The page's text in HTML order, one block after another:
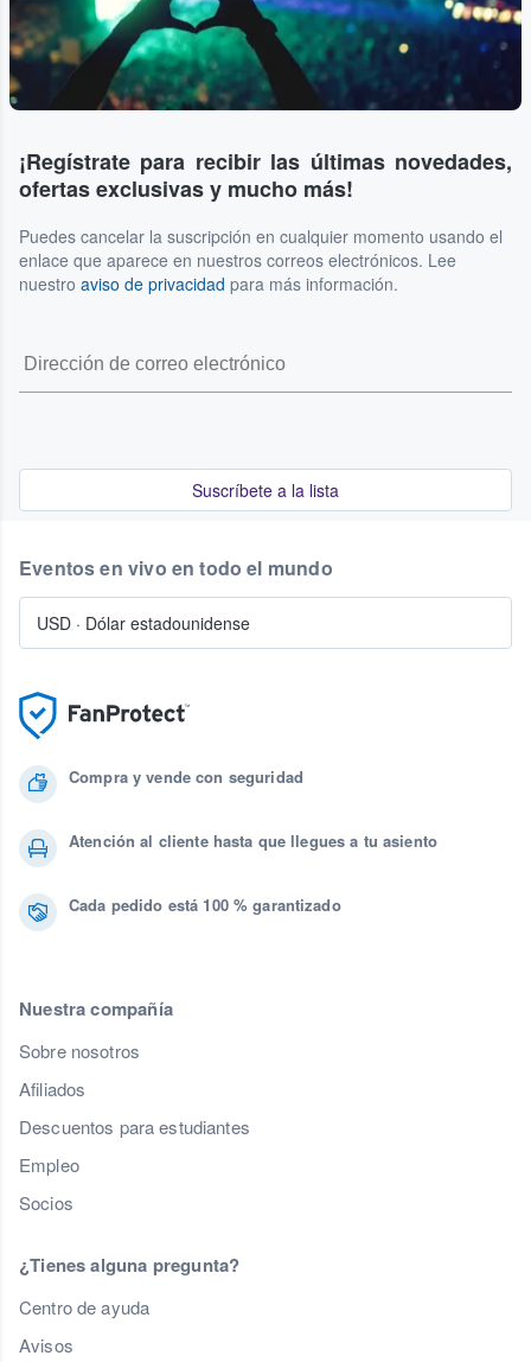
¡Regístrate para recibir las últimas novedades,
ofertas exclusivas y mucho más!
Puedes cancelar la suscripción en cualquier momento usando el
enlace que aparece en nuestros correos electrónicos. Lee
nuestro aviso de privacidad para más información.
Suscríbete a la lista
Compra y vende con seguridad
Atención al cliente hasta que llegues a tu asiento
Cada pedido está 100 % garantizado
Nuestra compañía
Sobre nosotros
Afiliados
Descuentos para estudiantes
Empleo
Socios
¿Tienes alguna pregunta?
Centro de ayuda
Avisos
Eventos en vivo en todo el mundo
USD · Dólar estadounidense